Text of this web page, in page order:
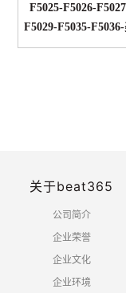
F5025-F5026-
F5029-F5035-
关于beat365
公司简介
企业荣誉
企业文化
企业环境